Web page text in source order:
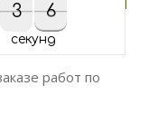
4
3
3
4 7
6
6
7
секунд
работ по